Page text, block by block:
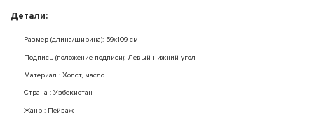
Детали:
Размер (длина/ширина): 59x109 см
Подпись (положение подписи): Левый нижний угол
Mатериал : Холст, масло
Страна : Узбекистан
Жанр : Пейзаж